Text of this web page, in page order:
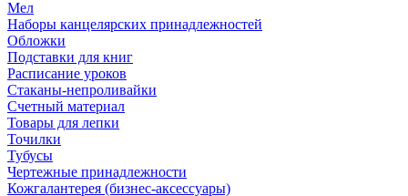
Мел
Наборы канцелярских принадлежностей
Обложки
Подставки для книг
Расписание уроков
Стаканы-непроливайки
Счетный материал
Товары для лепки
Точилки
Тубусы
Чертежные принадлежности
Кожгалантерея (бизнес-аксессуары)